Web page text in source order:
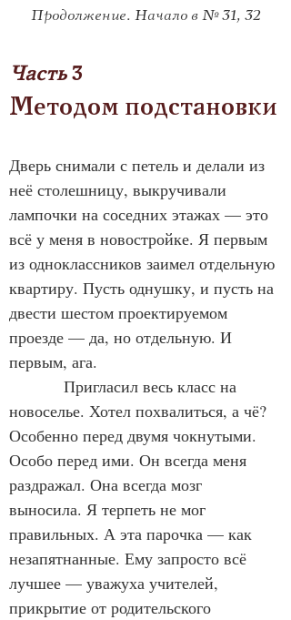
Продолжение. Начало в № 31, 32
Часть 3
Методом подстановки
Дверь снимали с петель и делали из
неё столешницу, выкручивали
лампочки на соседних этажах — это
всё у меня в новостройке. Я первым
из одноклассников заимел отдельную
квартиру. Пусть однушку, и пусть на
двести шестом проектируемом
проезде — да, но отдельную. И
первым, ага.
новоселье. Хотел похвалиться, а чё?
Особенно перед двумя чокнутыми.
Особо перед ими. Он всегда меня
раздражал. Она всегда мозг
выносила. Я терпеть не мог
правильных. А эта парочка — как
незапятнанные. Ему запросто всё
лучшее — уважуха учителей,
прикрытие от родительского